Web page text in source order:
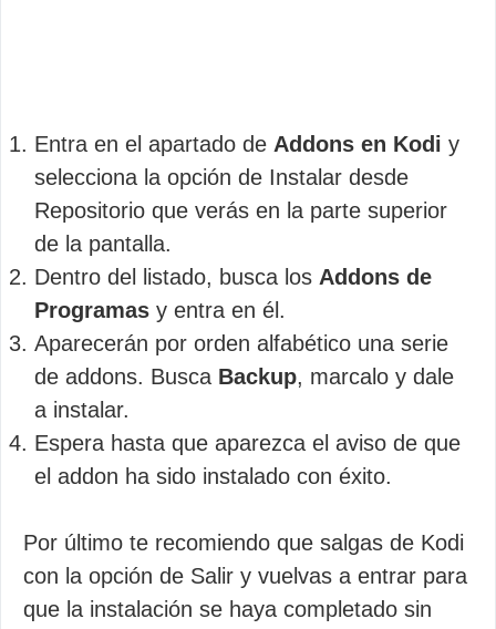
Entra en el apartado de Addons en Kodi y
selecciona la opción de Instalar desde
Repositorio que verás en la parte superior
de la pantalla.
Dentro del listado, busca los Addons de
Programas y entra en él.
Aparecerán por orden alfabético una serie
de addons. Busca Backup, marcalo y dale
a instalar.
Espera hasta que aparezca el aviso de que
el addon ha sido instalado con éxito.
Por último te recomiendo que salgas de Kodi
con la opción de Salir y vuelvas a entrar para
que la instalación se haya completado sin